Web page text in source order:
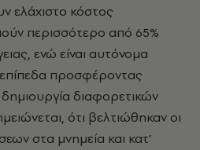
ελάχιστο κόστος
περισσότερο από 65%
ενώ είναι αυτόνομα
προσφέροντας
διαφορετικών
ότι βελτιώθηκαν οι
στα μνημεία και κατ’